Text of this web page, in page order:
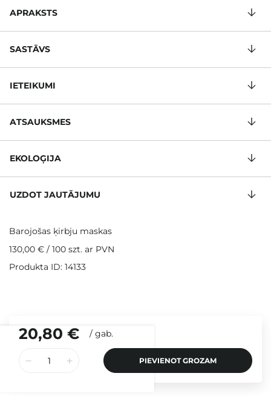
20,80 € / gab.
PIEVIENOT GROZAM
APRAKSTS
SASTĀVS
IETEIKUMI
ATSAUKSMES
EKOLOĢIJA
UZDOT JAUTĀJUMU
Barojošas ķirbju maskas
130,00 € / 100 szt. ar PVN
Produkta ID: 14133